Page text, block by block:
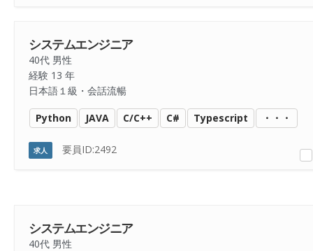
システムエンジニア
40代 男性
経験 13 年
日本語１級・会話流暢
Python JAVA C/C++ C# Typescript ・・・
求人 要員ID:2492
システムエンジニア
40代 男性